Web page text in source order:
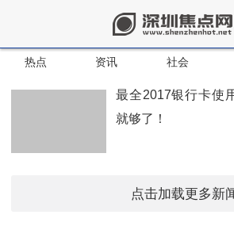
热点 资讯 社会
最全2017银行卡使
就够了！
点击加载更多新